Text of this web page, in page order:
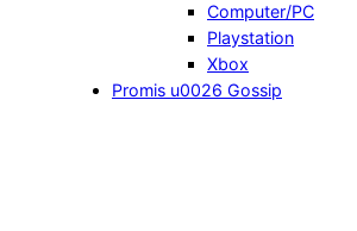
Computer/PC
Playstation
Xbox
Promis u0026 Gossip